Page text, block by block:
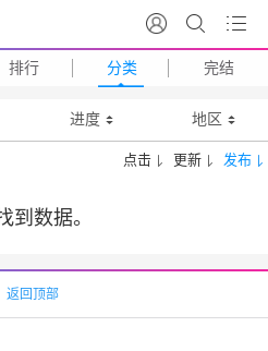
排行 分类 完结
进度 地区
发布
更新
点击
到数据。
返回顶部